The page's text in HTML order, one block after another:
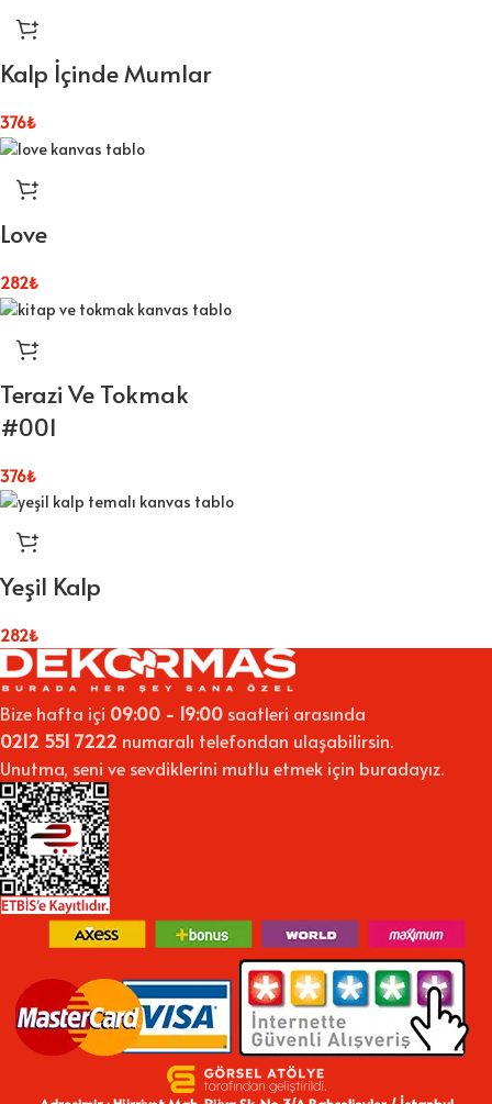
Kalp İçinde Mumlar
376₺
Love
282₺
Terazi Ve Tokmak
#001
376₺
Yeşil Kalp
282₺
Bize hafta içi 09:00 - 19:00 saatleri arasında
0212 551 7222 numaralı telefondan ulaşabilirsin.
Unutma, seni ve sevdiklerini mutlu etmek için buradayız.